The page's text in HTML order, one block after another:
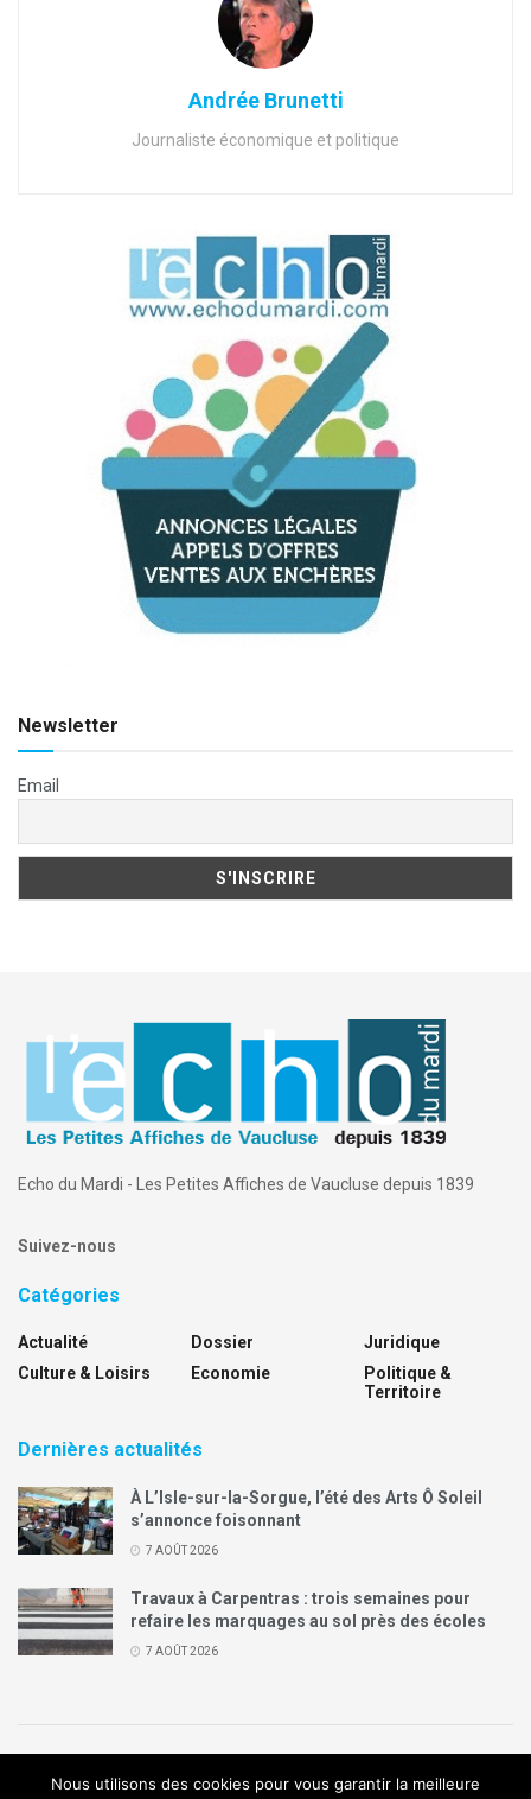
Andrée Brunetti
Journaliste économique et politique
Newsletter
Email
Echo du Mardi - Les Petites Affiches de Vaucluse depuis 1839
Suivez-nous
Catégories
Actualité
Culture & Loisirs
Dossier
Economie
Juridique
Politique &
Territoire
Dernières actualités
À L’Isle-sur-la-Sorgue, l’été des Arts Ô Soleil
s’annonce foisonnant
7 AOÛT 2026
Travaux à Carpentras : trois semaines pour
refaire les marquages au sol près des écoles
7 AOÛT 2026
Politique de confidentialité Mentions légales
Contact
Nous utilisons des cookies pour vous garantir la meilleure